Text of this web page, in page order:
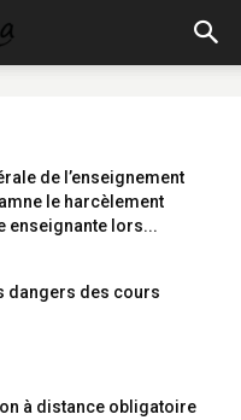
de l’enseignement
le harcèlement
enseignante lors...
dangers des cours
à distance obligatoire